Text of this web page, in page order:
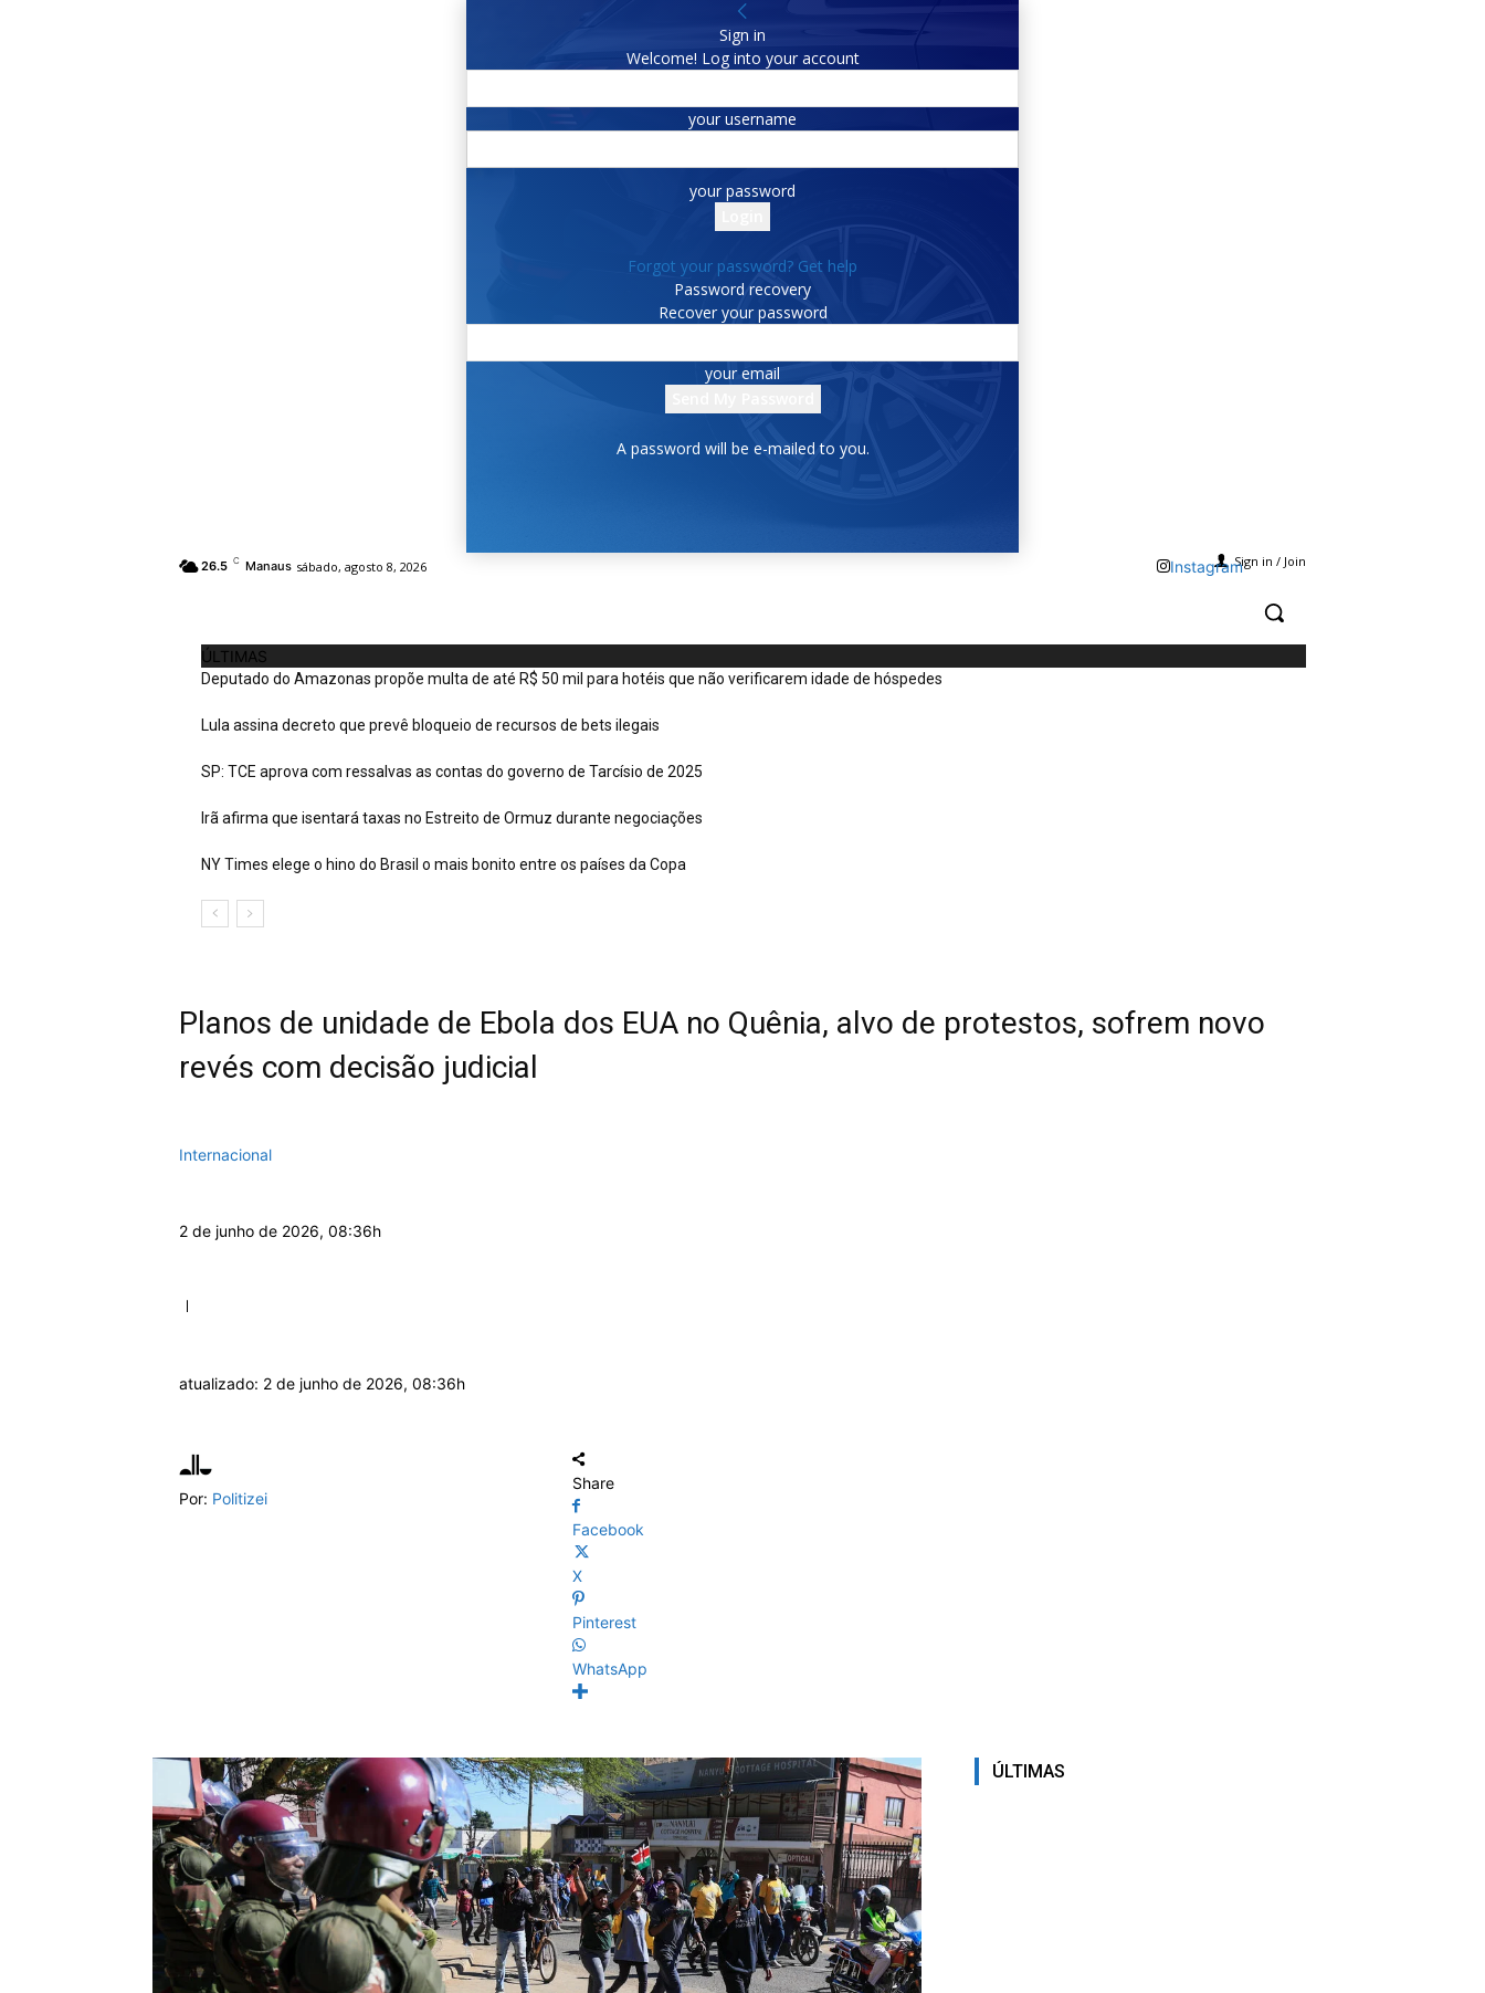
Sign in
Welcome! Log into your account
your username
your password
Forgot your password? Get help
Password recovery
Recover your password
your email
A password will be e-mailed to you.
26.5 C Manaus sábado, agosto 8, 2026 Sign in / Join
Instagram
ÚLTIMAS
Deputado do Amazonas propõe multa de até R$ 50 mil para hotéis que não verificarem idade de hóspedes
Lula assina decreto que prevê bloqueio de recursos de bets ilegais
SP: TCE aprova com ressalvas as contas do governo de Tarcísio de 2025
Irã afirma que isentará taxas no Estreito de Ormuz durante negociações
NY Times elege o hino do Brasil o mais bonito entre os países da Copa
Planos de unidade de Ebola dos EUA no Quênia, alvo de protestos, sofrem novo
revés com decisão judicial
Internacional
2 de junho de 2026, 08:36h
atualizado: 2 de junho de 2026, 08:36h
Por: Politizei
Share
Facebook
X
Pinterest
WhatsApp
ÚLTIMAS